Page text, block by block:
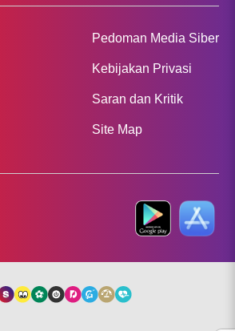
Pedoman Media Siber
Kebijakan Privasi
Saran dan Kritik
Site Map